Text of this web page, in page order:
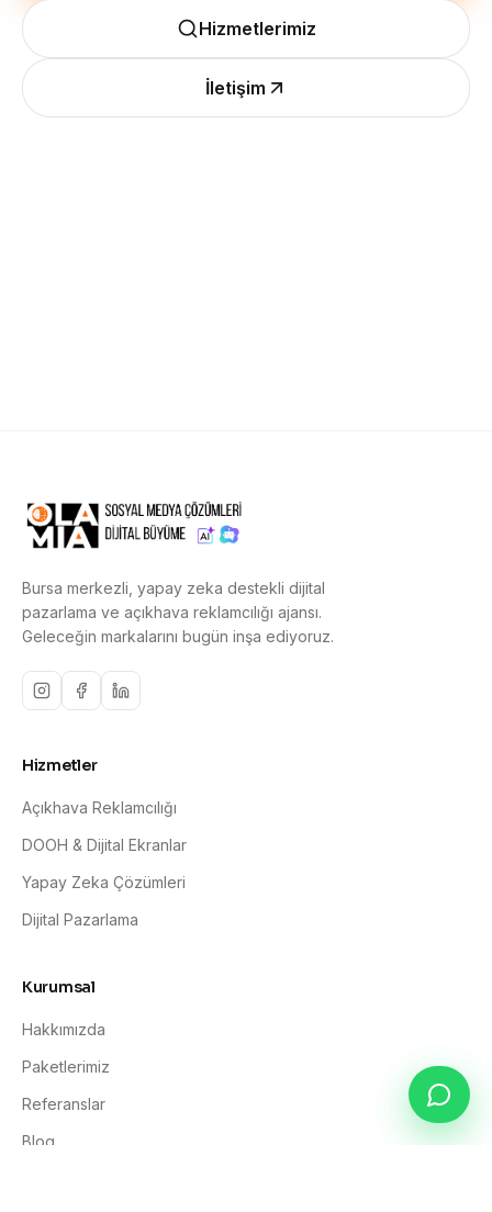
Hizmetlerimiz
İletişim
Bursa merkezli, yapay zeka destekli dijital
pazarlama ve açıkhava reklamcılığı ajansı.
Geleceğin markalarını bugün inşa ediyoruz.
Hizmetler
Açıkhava Reklamcılığı
DOOH & Dijital Ekranlar
Yapay Zeka Çözümleri
Dijital Pazarlama
Kurumsal
Hakkımızda
Paketlerimiz
Referanslar
Blog